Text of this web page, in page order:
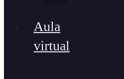
Aula
virtual